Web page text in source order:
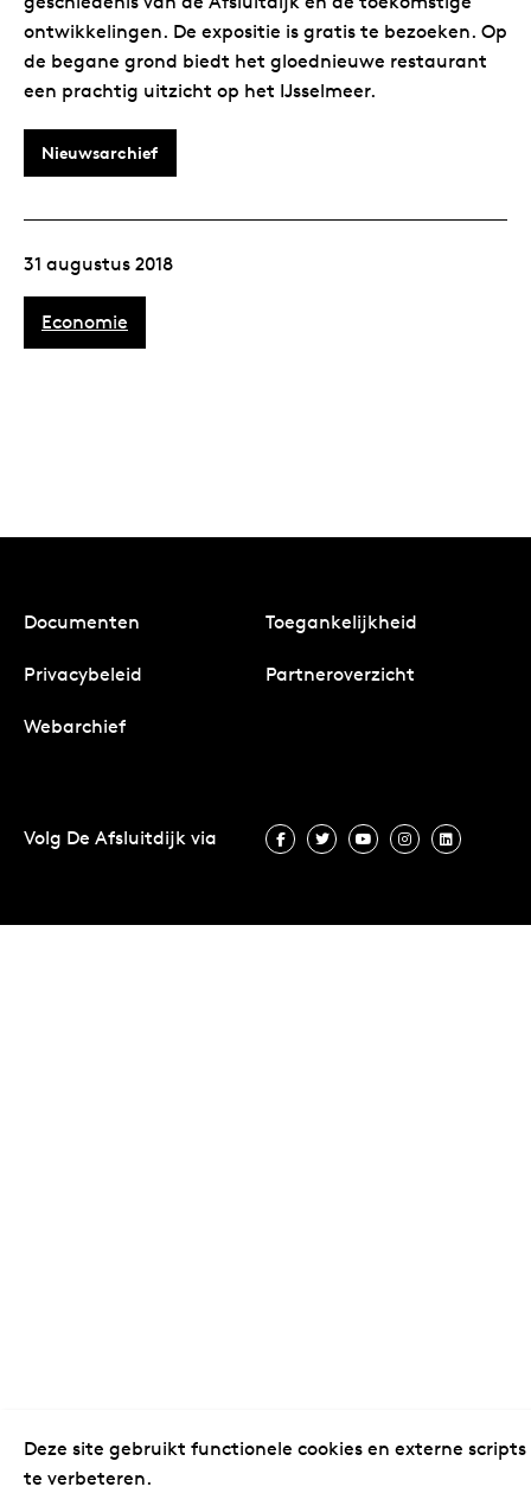
Deze site gebruikt functionele cookies en externe
te verbeteren.
31 augustus 2018
Economie
ontwikkelingen. De expositie is gratis te bezoeken. Op
de begane grond biedt het gloednieuwe restaurant
een prachtig uitzicht op het IJsselmeer.
Nieuwsarchief
Documenten Toegankelijkheid
Privacybeleid Partneroverzicht
Webarchief
Volg De Afsluitdijk via Volg De Afsluitdijk via Facebook
Volg De Afsluitdijk via
Volg De Afsluitdijk via
Volg De